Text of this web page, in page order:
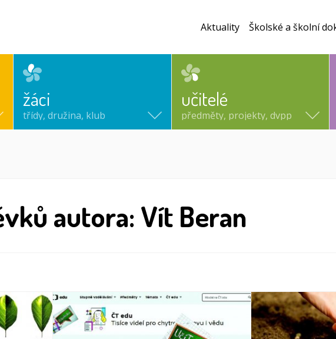
žáci
třídy, družina, klub
učitelé
předměty, projekty, dvpp
Aktuality Školské a školní
autora: Vít Beran